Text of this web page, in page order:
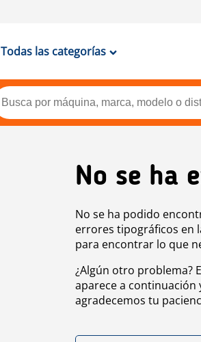
Todas las categorías
No se ha
No se ha podido
errores tipográficos en
para encontrar lo que
¿Algún otro problema?
aparece a
agradecemos tu